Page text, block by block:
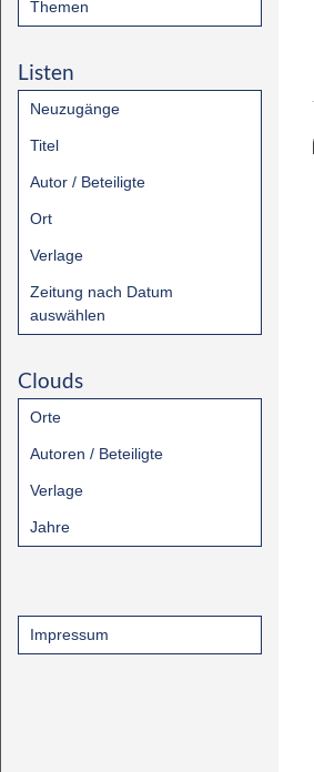
Themen
Listen
Neuzugänge
Titel
Autor / Beteiligte
Ort
Verlage
Zeitung nach Datum
auswählen
Clouds
Orte
Autoren / Beteiligte
Verlage
Jahre
Impressum